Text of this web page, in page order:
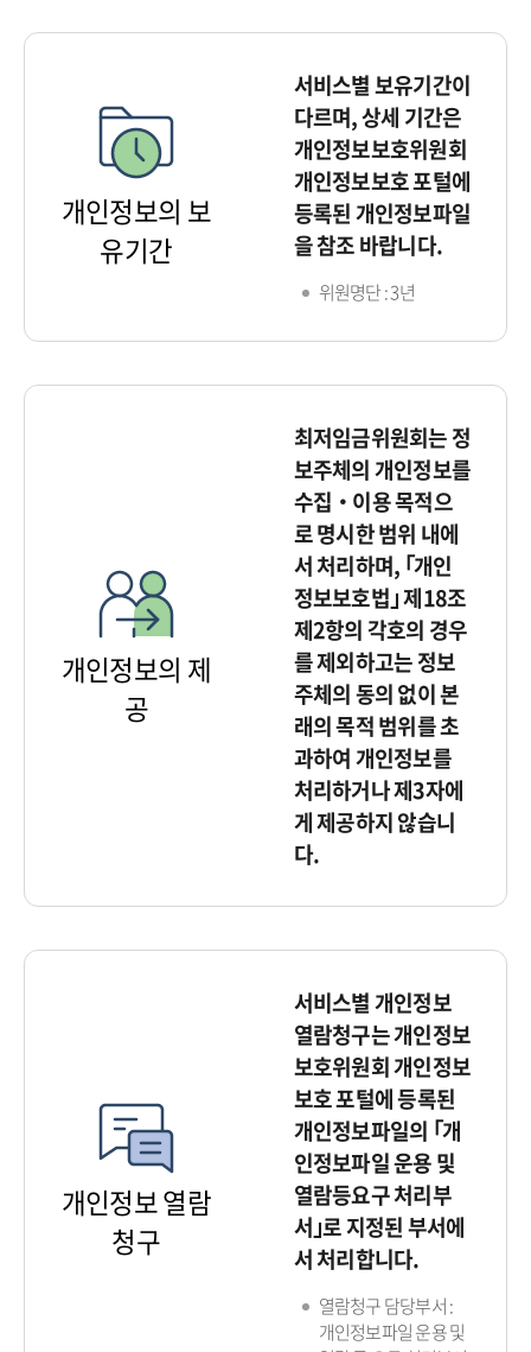
개인정보의 보
유기간
서비스별 보유기간이
다르며, 상세 기간은
개인정보보호위원회
개인정보보호 포털에
등록된 개인정보파일
을 참조 바랍니다.
위원명단 : 3년
개인정보의 제
공
최저임금위원회는 정
보주체의 개인정보를
수집‧이용 목적으
로 명시한 범위 내에
서 처리하며, ｢개인
정보보호법｣ 제18조
제2항의 각호의 경우
를 제외하고는 정보
주체의 동의 없이 본
래의 목적 범위를 초
과하여 개인정보를
처리하거나 제3자에
게 제공하지 않습니
다.
개인정보 열람
청구
서비스별 개인정보
열람청구는 개인정보
보호위원회 개인정보
보호 포털에 등록된
개인정보파일의 ｢개
인정보파일 운용 및
열람등요구 처리부
서｣로 지정된 부서에
서 처리합니다.
열람청구 담당부서 :
개인정보파일 운용 및